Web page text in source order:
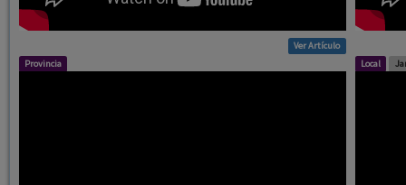
Ver Artículo
Provincia Local